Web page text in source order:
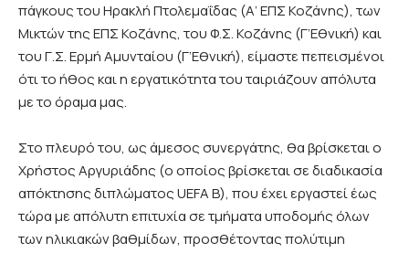
πάγκους του Ηρακλή Πτολεμαΐδας (Α’ ΕΠΣ Κοζάνης), των
Μικτών της ΕΠΣ Κοζάνης, του Φ.Σ. Κοζάνης (Γ’Εθνική) και
του Γ.Σ. Ερμή Αμυνταίου (Γ’Εθνική), είμαστε πεπεισμένοι
ότι το ήθος και η εργατικότητα του ταιριάζουν απόλυτα
με το όραμα μας.
Στο πλευρό του, ως άμεσος συνεργάτης, θα βρίσκεται ο
Χρήστος Αργυριάδης (ο οποίος βρίσκεται σε διαδικασία
απόκτησης διπλώματος UEFA B), που έχει εργαστεί έως
τώρα με απόλυτη επιτυχία σε τμήματα υποδομής όλων
των ηλικιακών βαθμίδων, προσθέτοντας πολύτιμη